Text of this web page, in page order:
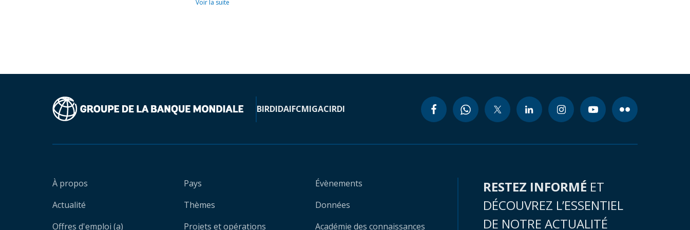
Voir la suite
BIRDIDAIFCMIGACIRDI
À propos
Actualité
Offres d'emploi (a)
Pays
Thèmes
Projets et opérations
Évènements
Données
Académie des connaissances
RESTEZ INFORMÉ ET
DÉCOUVREZ L’ESSENTIEL
DE NOTRE ACTUALITÉ